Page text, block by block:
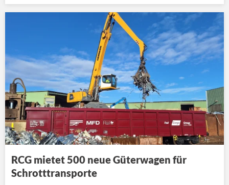
RCG mietet 500 neue Güterwagen für
Schrotttransporte